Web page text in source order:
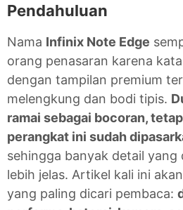
Pendahuluan
Nama Infinix Note Edge
orang penasaran karena
dengan tampilan premium
melengkung dan bodi tipis.
ramai sebagai bocoran,
perangkat ini sudah
sehingga banyak detail yang
lebih jelas. Artikel kali ini
yang paling dicari pembaca: